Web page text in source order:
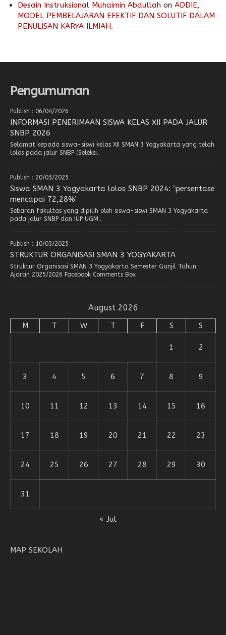
Desain Instruksional Muhaimin Abdullah on ADDIE,
MODEL PEMBELAJARAN EFEKTIF DAN SOLUTIF DALAM
PENULISAN KARYA ILMIAH.
Pengumuman
Publish : 06/04/2026
INFORMASI PENERIMAAN SISWA KELAS XII PADA JALUR
SNBP 2026
Selamat kepada siswa-siswi kelas XII SMAN 3 Yogyakarta yang telah
lolos pada jalur SNBP (Seleksi..
Publish : 20/03/2025
Siswa SMAN 3 Yogyakarta lolos SNBP 2024: ‘persentase
mencapai 72,28%’
Sebaran fakultas yang dipilih oleh siswa-siswi SMAN 3 Yogyakarta
pada jalur SNBP dan IUP UGM..
Publish : 10/03/2025
STRUKTUR ORGANISASI SMAN 3 YOGYAKARTA
Struktur Organisasi SMAN 3 Yogyakarta Semester Ganjil Tahun
Ajaran 2025/2026 Facebook Comments Box
August 2026
M T W T F S S
1 2
3 4 5 6 7 8 9
10 11 12 13 14 15 16
17 18 19 20 21 22 23
24 25 26 27 28 29 30
31
« Jul
MAP SEKOLAH